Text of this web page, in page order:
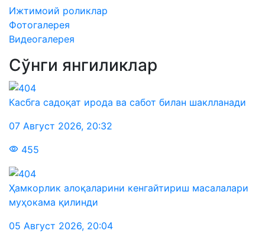
Ижтимоий роликлар
Фотогалерея
Видеогалерея
Сўнги янгиликлар
Касбга садоқат ирода ва сабот билан шаклланади
07 Август 2026, 20:32
455
Ҳамкорлик алоқаларини кенгайтириш масалалари
муҳокама қилинди
05 Август 2026, 20:04